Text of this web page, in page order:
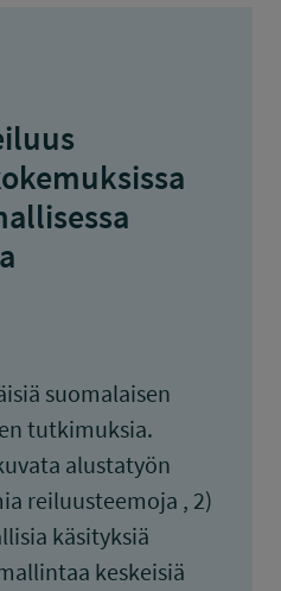
suomalaisen
tutkimuksia.
alustatyön
reiluusteemoja , 2)
käsityksiä
keskeisiä